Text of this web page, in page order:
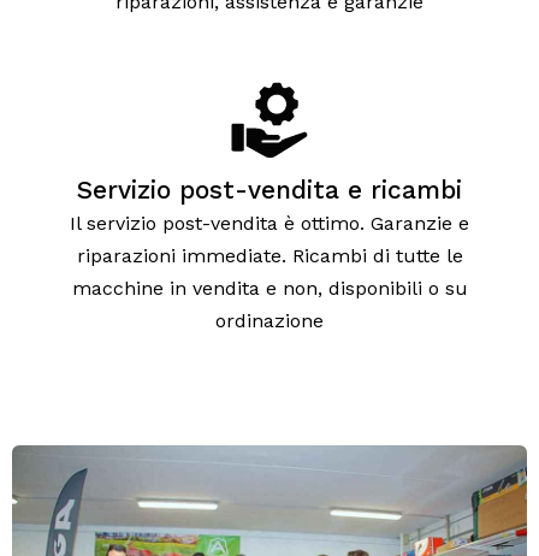
Servizio post-vendita e ricambi
Il servizio post-vendita è ottimo. Garanzie e
riparazioni immediate. Ricambi di tutte le
macchine in vendita e non, disponibili o su
ordinazione